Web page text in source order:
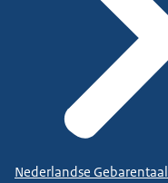
Nederlandse Gebarentaal